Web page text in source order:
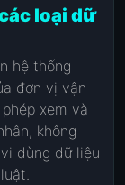
loại dữ
hệ thống
đơn vị vận
xem và
không
dùng dữ liệu